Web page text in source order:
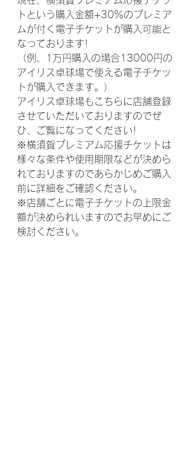
トという購入金額+30％のプレミア
ムが付く電子チケットが購入可能と
なっております!
（例、1万円購入の場合13000円の
アイリス卓球場で使える電子チケッ
トが購入できます。）
アイリス卓球場もこちらに店舗登録
させていただいておりますのでぜ
ひ、ご覧になってください!
※横須賀プレミアム応援チケットは
様々な条件や使用期限などが決めら
れておりますのであらかじめご購入
前に詳細をご確認ください。
※店舗ごとに電子チケットの上限金
額が決められいますのでお早めにご
検討ください。